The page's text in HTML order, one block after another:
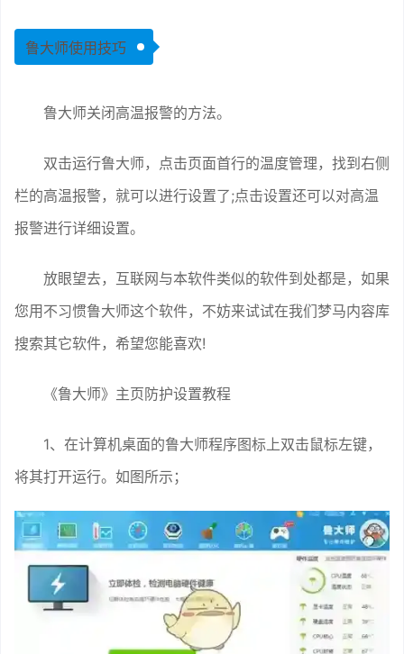
鲁大师使用技巧
鲁大师关闭高温报警的方法。
双击运行鲁大师，点击页面首行的温度管理，找到右侧
栏的高温报警，就可以进行设置了;点击设置还可以对高温
报警进行详细设置。
放眼望去，互联网与本软件类似的软件到处都是，如果
您用不习惯鲁大师这个软件，不妨来试试在我们梦马内容库
搜索其它软件，希望您能喜欢!
《鲁大师》主页防护设置教程
1、在计算机桌面的鲁大师程序图标上双击鼠标左键，
将其打开运行。如图所示；